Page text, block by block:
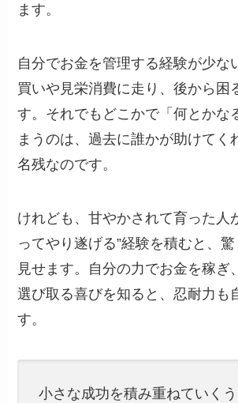
ます。
自分でお金を管理する経験が少な
買いや見栄消費に走り、後から困
す。それでもどこかで「何とかな
まうのは、過去に誰かが助けてく
名残なのです。
けれども、甘やかされて育った人
ってやり遂げる”経験を積むと、
見せます。自分の力でお金を稼ぎ
選び取る喜びを知ると、忍耐力も
す。
小さな成功を積み重ねていく